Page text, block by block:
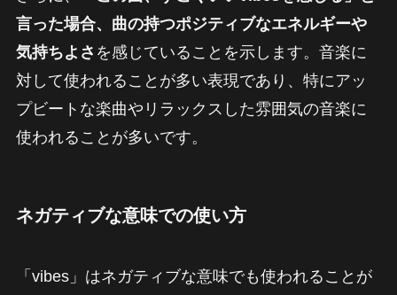
言った場合、曲の持つポジティブなエネルギーや
気持ちよさ を感じていることを示します。音楽に
対して使われることが多い表現であり、特にアッ
プビートな楽曲やリラックスした雰囲気の音楽に
使われることが多いです。
ネガティブな意味での使い方
「vibes」はネガティブな意味でも使われることが